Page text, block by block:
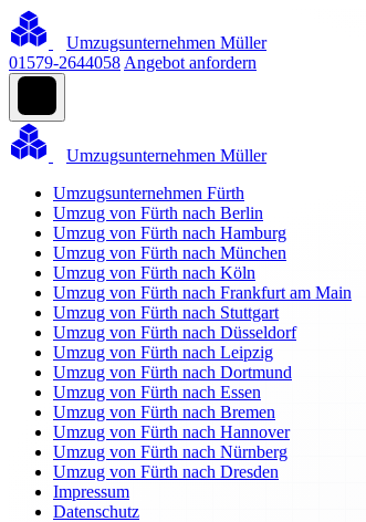
Umzugsunternehmen Müller
01579-2644058 Angebot anfordern
Umzugsunternehmen Müller
Umzugsunternehmen Fürth
Umzug von Fürth nach Berlin
Umzug von Fürth nach Hamburg
Umzug von Fürth nach München
Umzug von Fürth nach Köln
Umzug von Fürth nach Frankfurt am Main
Umzug von Fürth nach Stuttgart
Umzug von Fürth nach Düsseldorf
Umzug von Fürth nach Leipzig
Umzug von Fürth nach Dortmund
Umzug von Fürth nach Essen
Umzug von Fürth nach Bremen
Umzug von Fürth nach Hannover
Umzug von Fürth nach Nürnberg
Umzug von Fürth nach Dresden
Impressum
Datenschutz